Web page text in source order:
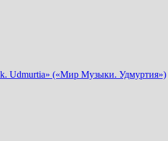
Udmurtia» («Мир Музыки. Удмуртия»)